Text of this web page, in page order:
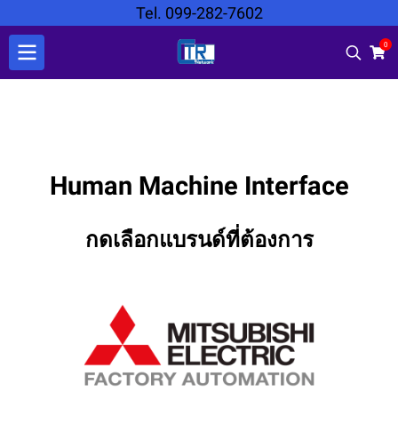
Tel. 099-282-7602
0
Human Machine Interface
กดเลือกแบรนด์ที่ต้องการ